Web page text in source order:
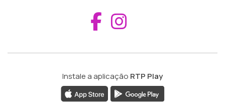
Aceder ao
Instale a aplicação RTP Play